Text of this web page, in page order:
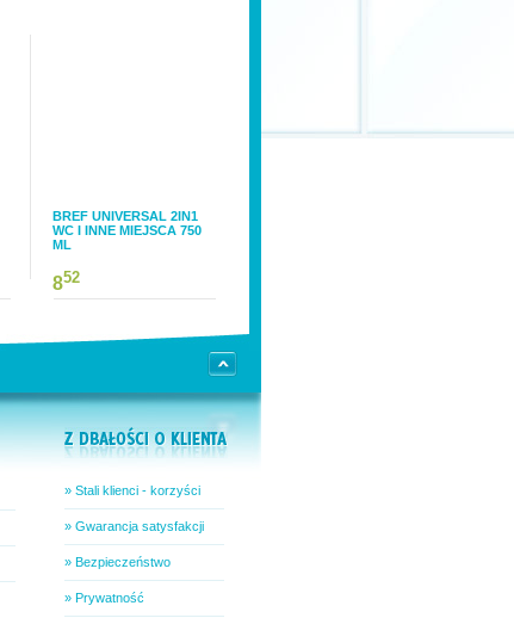
BREF UNIVERSAL 2IN1
WC I INNE MIEJSCA 750
ML
852
» Stali klienci - korzyści
» Gwarancja satysfakcji
» Bezpieczeństwo
» Prywatność